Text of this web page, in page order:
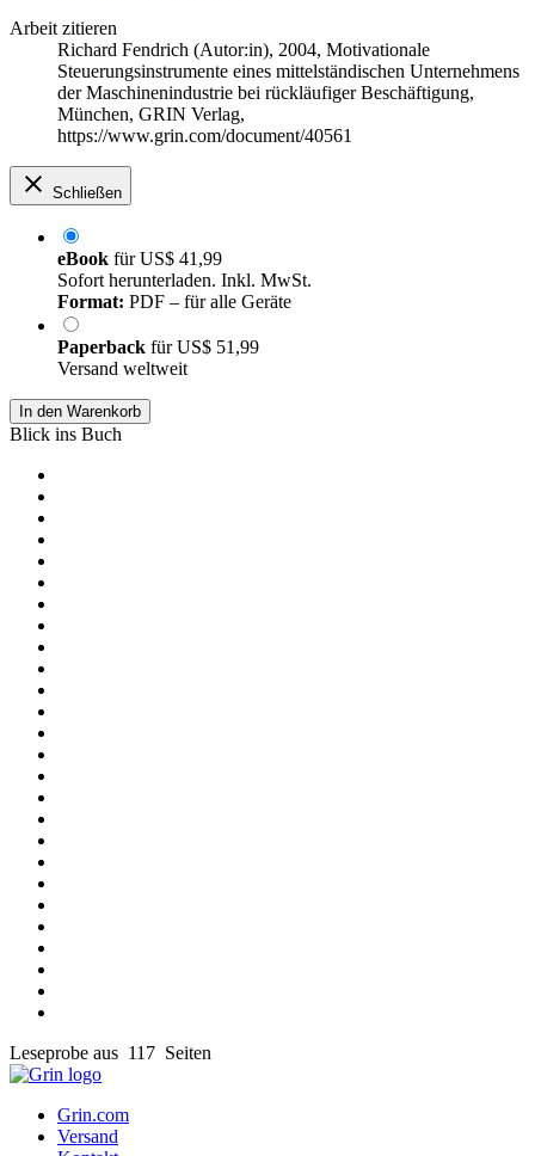
Arbeit zitieren
Richard Fendrich (Autor:in), 2004, Motivationale
Steuerungsinstrumente eines mittelständischen Unternehmens
der Maschinenindustrie bei rückläufiger Beschäftigung,
München, GRIN Verlag,
https://www.grin.com/document/40561
Schließen
eBook fürUS$ 41,99
Sofort herunterladen. Inkl. MwSt.
Format: PDF – für alle Geräte
Paperback fürUS$ 51,99
Versand weltweit
In den Warenkorb
Blick ins Buch
Leseprobe aus 117 Seiten
Grin.com
Versand